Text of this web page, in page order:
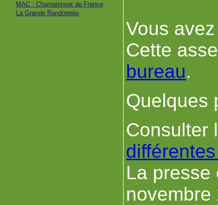
MAC : Championnat de France.
La Grande Randonnée
Vous
Cette
bureau.
Quelques
Consulter
La
novembre